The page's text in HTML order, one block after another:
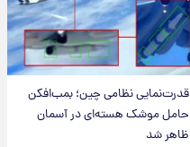
قدرت‌نمایی نظامی چین؛ بمب‌افکن
حامل موشک هسته‌ای در آسمان
ظاهر شد